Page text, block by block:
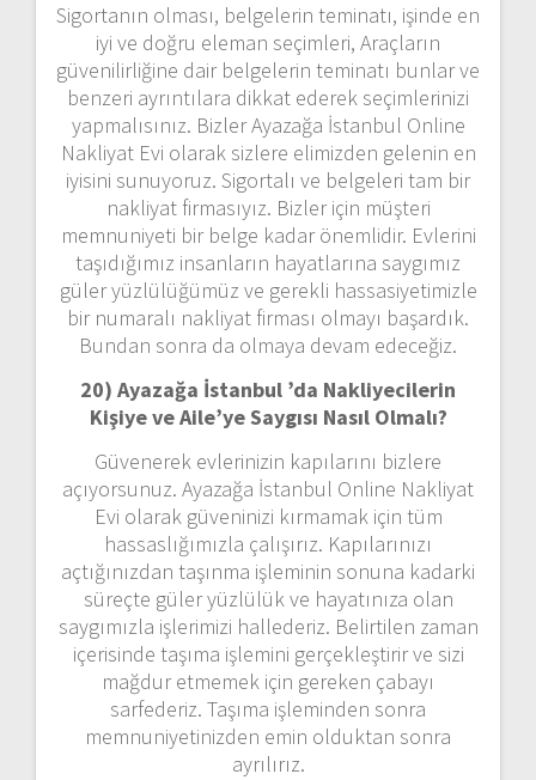
Sigortanın olması, belgelerin teminatı, işinde en
iyi ve doğru eleman seçimleri, Araçların
güvenilirliğine dair belgelerin teminatı bunlar ve
benzeri ayrıntılara dikkat ederek seçimlerinizi
yapmalısınız. Bizler Ayazağa İstanbul Online
Nakliyat Evi olarak sizlere elimizden gelenin en
iyisini sunuyoruz. Sigortalı ve belgeleri tam bir
nakliyat firmasıyız. Bizler için müşteri
memnuniyeti bir belge kadar önemlidir. Evlerini
taşıdığımız insanların hayatlarına saygımız
güler yüzlülüğümüz ve gerekli hassasiyetimizle
bir numaralı nakliyat firması olmayı başardık.
Bundan sonra da olmaya devam edeceğiz.
20) Ayazağa İstanbul ’da Nakliyecilerin
Kişiye ve Aile’ye Saygısı Nasıl Olmalı?
Güvenerek evlerinizin kapılarını bizlere
açıyorsunuz. Ayazağa İstanbul Online Nakliyat
Evi olarak güveninizi kırmamak için tüm
hassaslığımızla çalışırız. Kapılarınızı
açtığınızdan taşınma işleminin sonuna kadarki
süreçte güler yüzlülük ve hayatınıza olan
saygımızla işlerimizi hallederiz. Belirtilen zaman
içerisinde taşıma işlemini gerçekleştirir ve sizi
mağdur etmemek için gereken çabayı
sarfederiz. Taşıma işleminden sonra
memnuniyetinizden emin olduktan sonra
ayrılırız.